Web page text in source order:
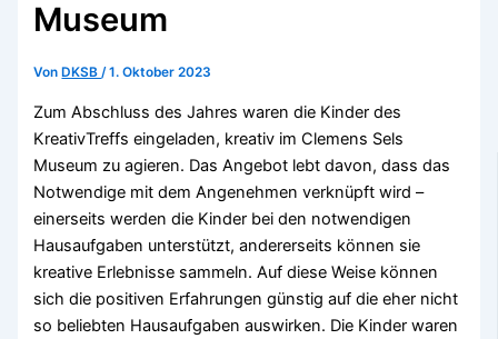
Museum
Von DKSB/1. Oktober 2023
Zum Abschluss des Jahres waren die Kinder des
KreativTreffs eingeladen, kreativ im Clemens Sels
Museum zu agieren. Das Angebot lebt davon, dass das
Notwendige mit dem Angenehmen verknüpft wird –
einerseits werden die Kinder bei den notwendigen
Hausaufgaben unterstützt, andererseits können sie
kreative Erlebnisse sammeln. Auf diese Weise können
sich die positiven Erfahrungen günstig auf die eher nicht
so beliebten Hausaufgaben auswirken. Die Kinder waren